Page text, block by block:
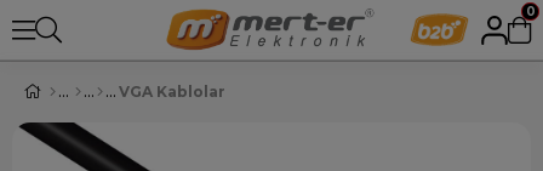
0
VGA Kablolar